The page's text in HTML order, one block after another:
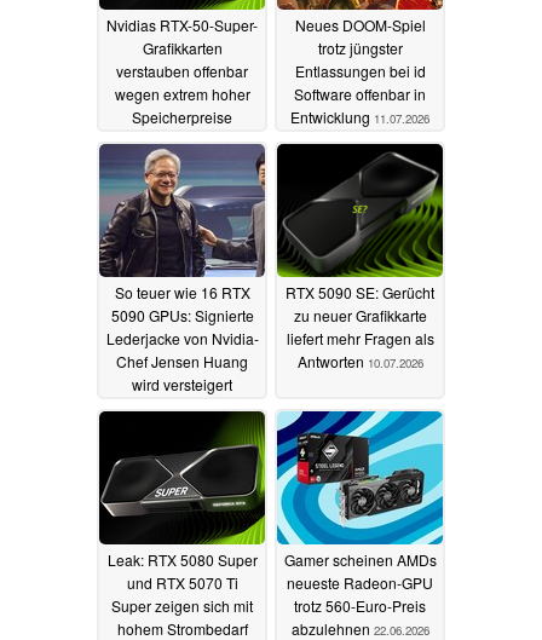
Nvidias RTX-50-Super-
Grafikkarten
verstauben offenbar
wegen extrem hoher
Speicherpreise
18.07.2026
Neues DOOM-Spiel
trotz jüngster
Entlassungen bei id
Software offenbar in
Entwicklung 11.07.2026
So teuer wie 16 RTX
5090 GPUs: Signierte
Lederjacke von Nvidia-
Chef Jensen Huang
wird versteigert
10.07.2026
RTX 5090 SE: Gerücht
zu neuer Grafikkarte
liefert mehr Fragen als
Antworten 10.07.2026
Leak: RTX 5080 Super
und RTX 5070 Ti
Super zeigen sich mit
hohem Strombedarf
Gamer scheinen AMDs
neueste Radeon-GPU
trotz 560-Euro-Preis
abzulehnen 22.06.2026